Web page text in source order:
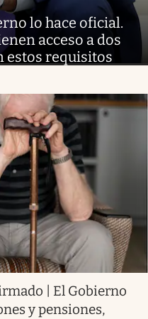
lo hace oficial.
acceso a dos
estos requisitos
| El Gobierno
y pensiones,